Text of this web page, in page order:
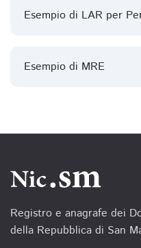
Esempio di LAR per
Esempio di MRE
Registro e anagrafe dei
della Repubblica di San